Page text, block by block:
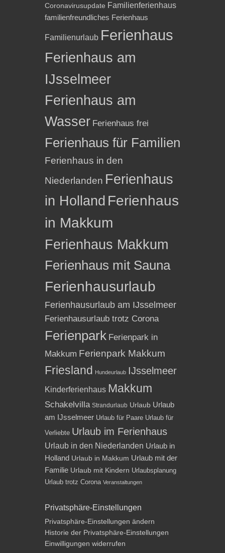
Coronavirusupdate Familienferienhaus
familienfreundliches Ferienhaus
Familienurlaub Ferienhaus
Ferienhaus am
IJsselmeer
Ferienhaus am
Wasser Ferienhaus frei
Ferienhaus für Familien
Ferienhaus in den
Niederlanden Ferienhaus
in Holland Ferienhaus
in Makkum
Ferienhaus Makkum
Ferienhaus mit Sauna
Ferienhausurlaub
Ferienhausurlaub am IJsselmeer
Ferienhausurlaub trotz Corona
Ferienpark Ferienpark in
Makkum Ferienpark Makkum
Friesland Hundeurlaub IJsselmeer
Kinderferienhaus Makkum
Schakelvilla Strandurlaub Urlaub Urlaub
am IJsselmeer Urlaub für Paare Urlaub für
Verliebte Urlaub im Ferienhaus
Urlaub in den Niederlanden Urlaub in
Holland Urlaub in Makkum Urlaub mit der
Familie Urlaub mit Kindern Urlaubsplanung
Urlaub trotz Corona Veranstaltungen
Privatsphäre-Einstellungen
Privatsphäre-Einstellungen ändern
Historie der Privatsphäre-Einstellungen
Einwilligungen widerrufen